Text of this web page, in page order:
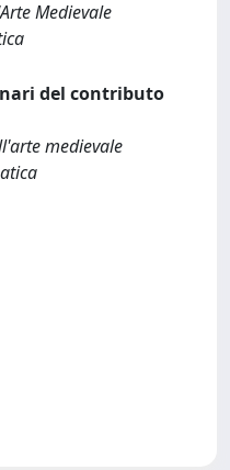
Medievale
del contributo
medievale